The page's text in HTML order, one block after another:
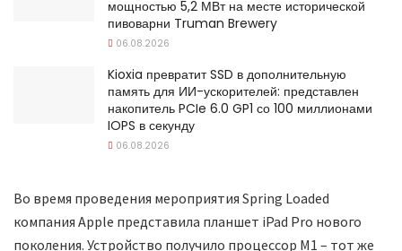
мощностью 5,2 МВт на месте исторической
пивоварни Truman Brewery
06.08.2026
Kioxia превратит SSD в дополнительную
память для ИИ-ускорителей: представлен
накопитель PCIe 6.0 GP1 со 100 миллионами
IOPS в секунду
06.08.2026
Во время проведения мероприятия Spring Loaded
компания Apple представила планшет iPad Pro нового
поколения. Устройство получило процессор M1 – тот же